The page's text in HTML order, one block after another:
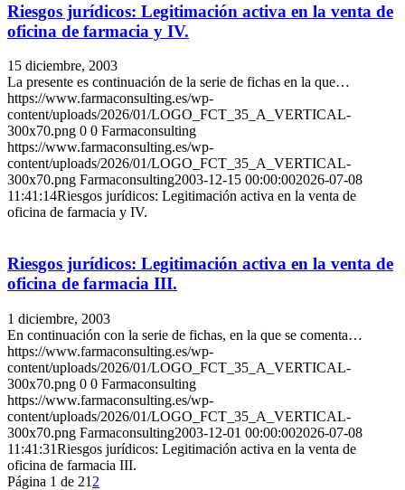
Riesgos jurídicos: Legitimación activa en la venta de
oficina de farmacia y IV.
15 diciembre, 2003
La presente es continuación de la serie de fichas en la que…
https://www.farmaconsulting.es/wp-
content/uploads/2026/01/LOGO_FCT_35_A_VERTICAL-
300x70.png 0 0 Farmaconsulting
https://www.farmaconsulting.es/wp-
content/uploads/2026/01/LOGO_FCT_35_A_VERTICAL-
300x70.png Farmaconsulting2003-12-15 00:00:002026-07-08
11:41:14Riesgos jurídicos: Legitimación activa en la venta de
oficina de farmacia y IV.
Riesgos jurídicos: Legitimación activa en la venta de
oficina de farmacia III.
1 diciembre, 2003
En continuación con la serie de fichas, en la que se comenta…
https://www.farmaconsulting.es/wp-
content/uploads/2026/01/LOGO_FCT_35_A_VERTICAL-
300x70.png 0 0 Farmaconsulting
https://www.farmaconsulting.es/wp-
content/uploads/2026/01/LOGO_FCT_35_A_VERTICAL-
300x70.png Farmaconsulting2003-12-01 00:00:002026-07-08
11:41:31Riesgos jurídicos: Legitimación activa en la venta de
oficina de farmacia III.
Página 1 de 21 2